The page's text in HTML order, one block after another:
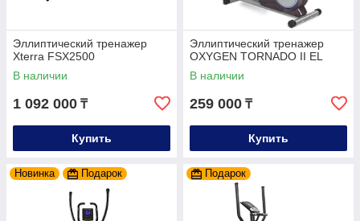
Эллиптический тренажер
Xterra FSX2500
В наличии
1 092 000 ₸
Купить
Эллиптический тренажер
OXYGEN TORNADO II EL
В наличии
259 000 ₸
Купить
Новинка Подарок Подарок